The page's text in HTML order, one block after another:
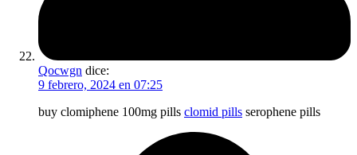
Qocwgn dice:
9 febrero, 2024 en 07:25
buy clomiphene 100mg pills clomid pills serophene pills